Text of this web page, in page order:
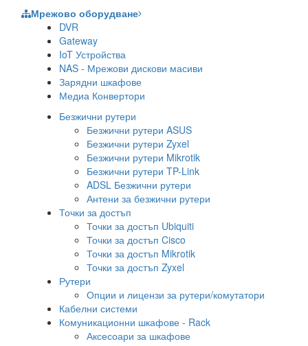
Мрежово оборудване
DVR
Gateway
IoT Устройства
NAS - Мрежови дискови масиви
Зарядни шкафове
Медиа Конвертори
Безжични рутери
Безжични рутери ASUS
Безжични рутери Zyxel
Безжични рутери Mikrotik
Безжични рутери TP-Link
ADSL Безжични рутери
Антени за безжични рутери
Точки за достъп
Точки за достъп Ubiquiti
Точки за достъп Cisco
Точки за достъп Mikrotik
Точки за достъп Zyxel
Рутери
Опции и лицензи за рутери/комутатори
Кабелни системи
Комуникационни шкафове - Rack
Аксесоари за шкафове